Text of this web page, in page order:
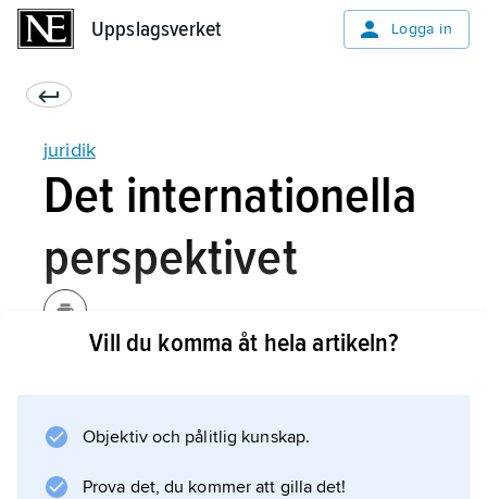
Uppslagsverket Logga in
juridik
Det internationella
perspektivet
rättsordningarna i vår del av världen är den
tyska, den franska och den italienska, vilka har
framsprungit ur samma kontinentaleuropeiska
Vill du komma åt hela artikeln?
Objektiv och pålitlig kunskap.
Prova det, du kommer att gilla det!